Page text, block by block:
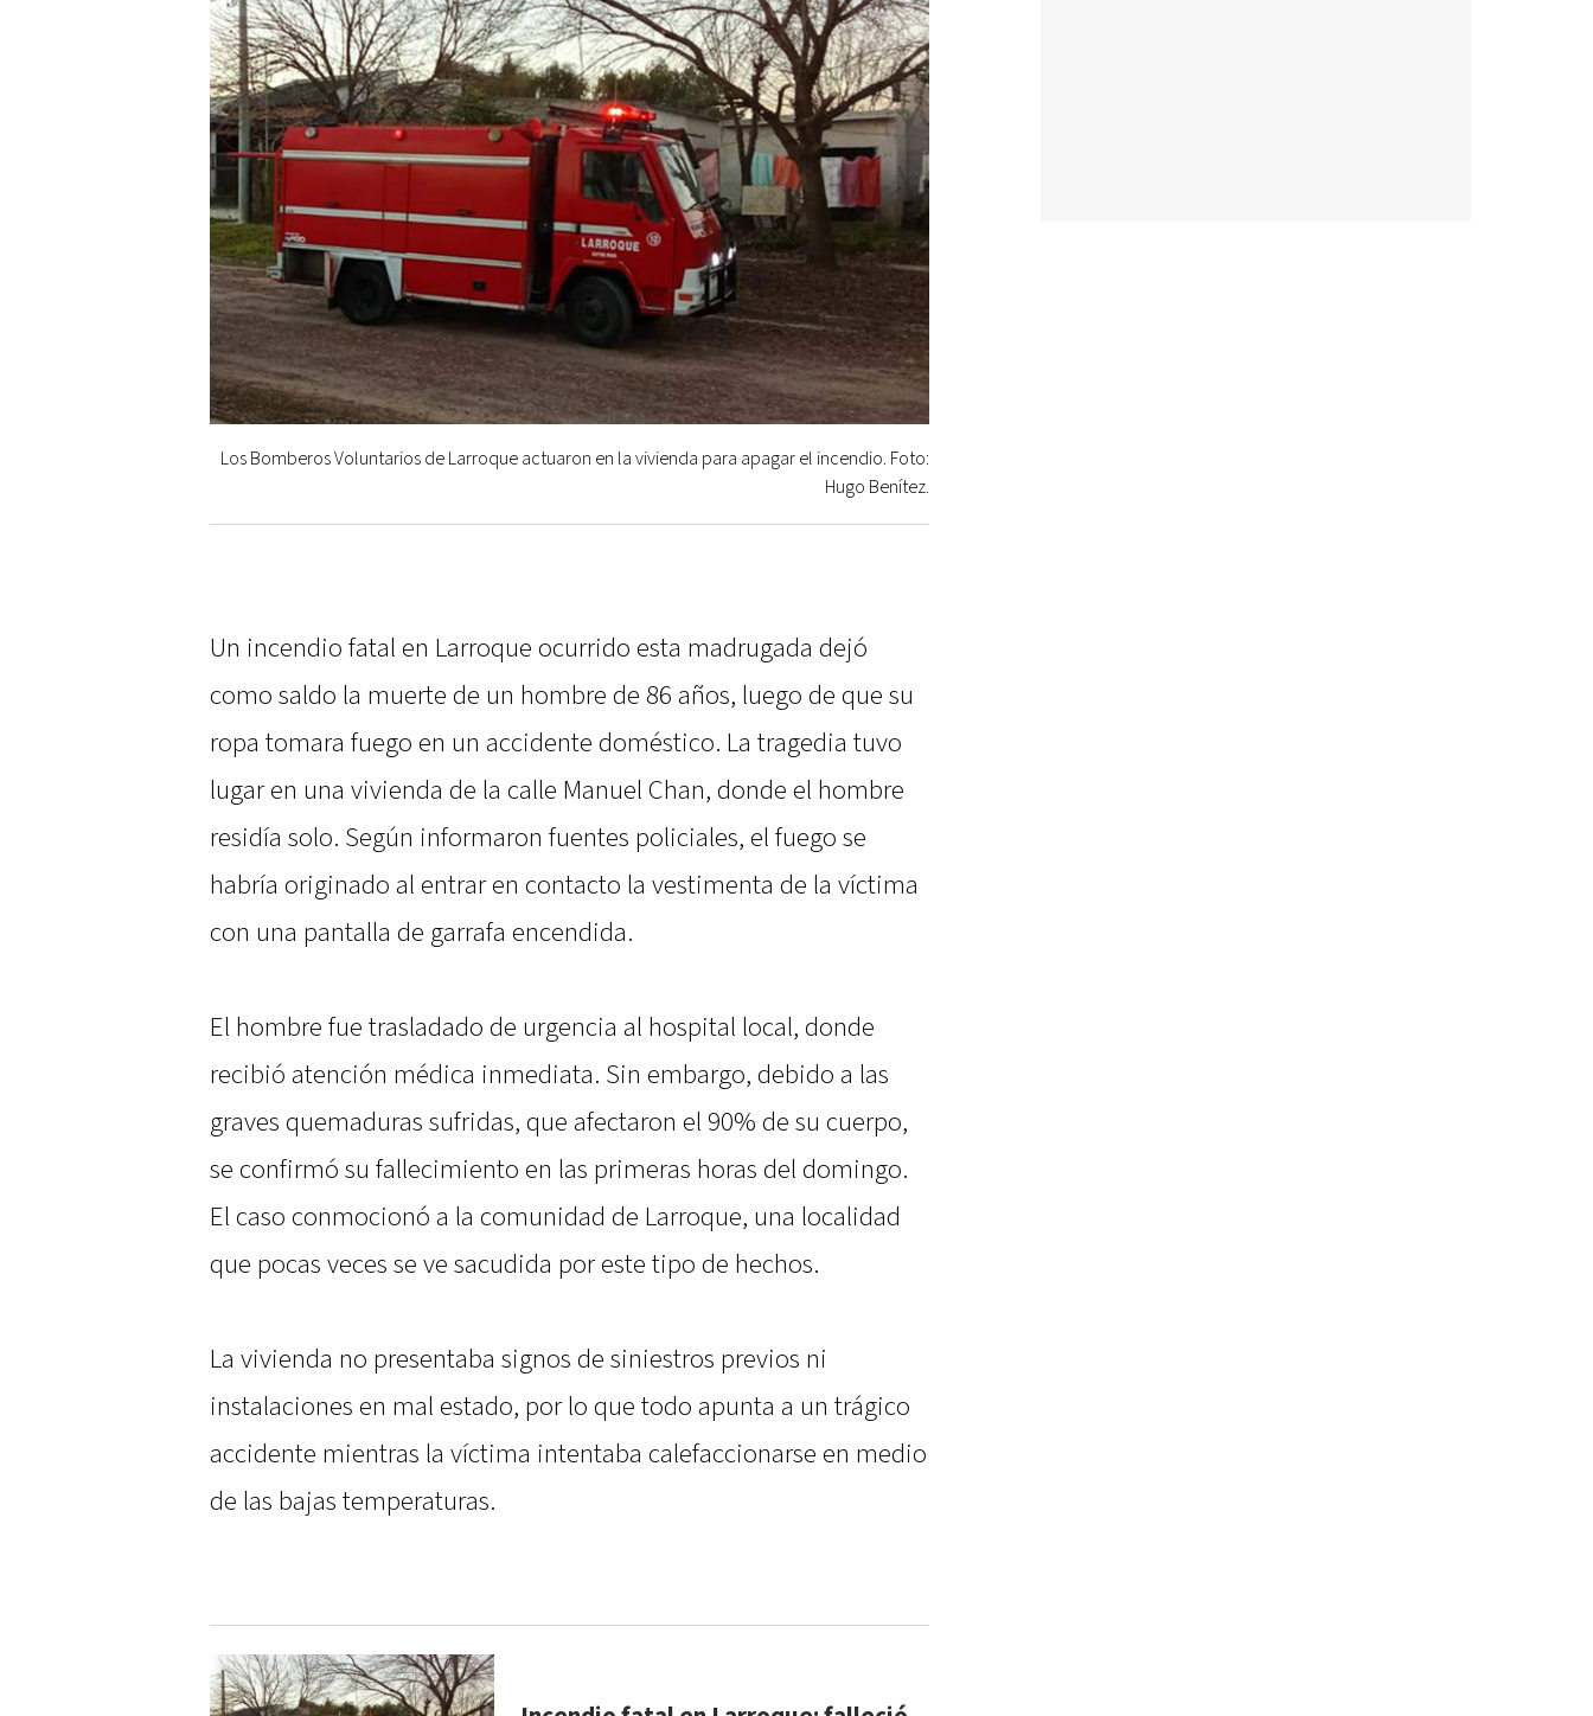
Los Bomberos Voluntarios de Larroque actuaron en la vivienda para apagar el incendio. Foto:
Hugo Benítez.
Un incendio fatal en Larroque ocurrido esta madrugada dejó
como saldo la muerte de un hombre de 86 años, luego de que su
ropa tomara fuego en un accidente doméstico. La tragedia tuvo
lugar en una vivienda de la calle Manuel Chan, donde el hombre
residía solo. Según informaron fuentes policiales, el fuego se
habría originado al entrar en contacto la vestimenta de la víctima
con una pantalla de garrafa encendida.
El hombre fue trasladado de urgencia al hospital local, donde
recibió atención médica inmediata. Sin embargo, debido a las
graves quemaduras sufridas, que afectaron el 90% de su cuerpo,
se confirmó su fallecimiento en las primeras horas del domingo.
El caso conmocionó a la comunidad de Larroque, una localidad
que pocas veces se ve sacudida por este tipo de hechos.
La vivienda no presentaba signos de siniestros previos ni
instalaciones en mal estado, por lo que todo apunta a un trágico
accidente mientras la víctima intentaba calefaccionarse en medio
de las bajas temperaturas.